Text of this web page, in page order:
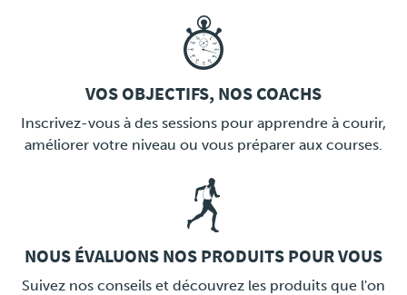
VOS OBJECTIFS, NOS COACHS
Inscrivez-vous à des sessions pour apprendre à courir,
améliorer votre niveau ou vous préparer aux courses.
LINK
NOUS ÉVALUONS NOS PRODUITS POUR VOUS
Suivez nos conseils et découvrez les produits que l'on